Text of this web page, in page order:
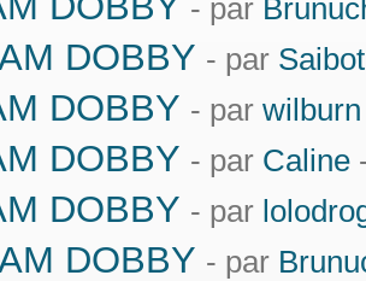
- par
DOBBY - par Saibot
DOBBY - par wilburn
DOBBY - par Caline
DOBBY - par
DOBBY - par